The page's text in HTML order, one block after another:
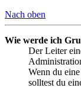
Nach oben
Wie werde ich
Der Leiter
Wenn du
solltest du